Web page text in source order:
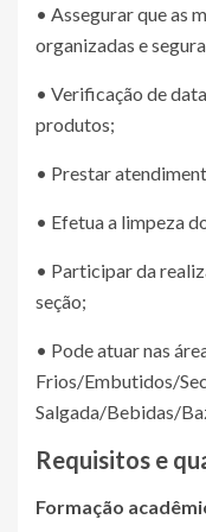
• Assegurar que as
organizadas e
• Verificação de
produtos;
• Prestar
• Efetua a limpeza
• Participar da
seção;
• Pode atuar nas
Frios/Embutidos/
Salgada/Bebidas/
Requisitos e
Formação